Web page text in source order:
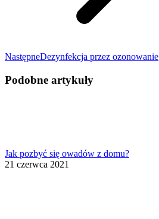
NastępneNastępny
Dezynfekcja przez ozonowanie
Podobne artykuły
Jak pozbyć się owadów z domu?
21 czerwca 2021